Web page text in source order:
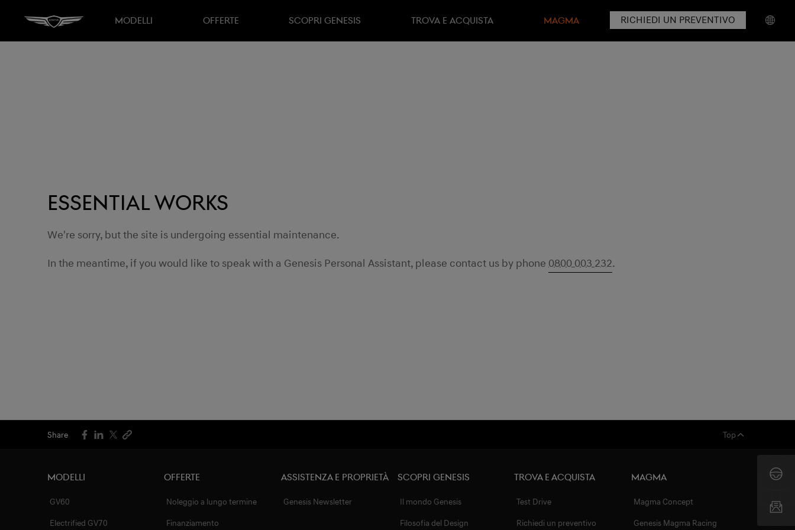
MODELLI OFFERTE SCOPRI GENESIS TROVA E ACQUISTA MAGMA RICHIEDI UN PREVENTIVO
Essential works
We're sorry, but the site is undergoing essential maintenance.
In the meantime, if you would like to speak with a Genesis Personal Assistant, please contact us by phone0800 003 232.
Share Top
Modelli
GV60
Electrified GV70
Offerte
Noleggio a lungo termine
Finanziamento
Assistenza e proprietà
Genesis Newsletter
Scopri Genesis
Il mondo Genesis
Filosofia del Design
Trova e acquista
Test Drive
Richiedi un preventivo
MAGMA
Magma Concept
Genesis Magma Racing